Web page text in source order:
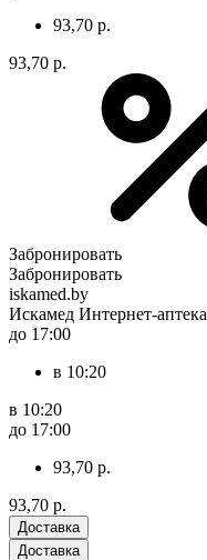
93,70 р.
93,70 р.
Забронировать
Забронировать
iskamed.by
Искамед Интернет-
до 17:00
в 10:20
в 10:20
до 17:00
93,70 р.
93,70 р.
Доставка
Доставка